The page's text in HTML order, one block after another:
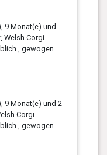
9 Monat(e) und
Welsh Corgi
, gewogen
9 Monat(e) und 2
Corgi
, gewogen